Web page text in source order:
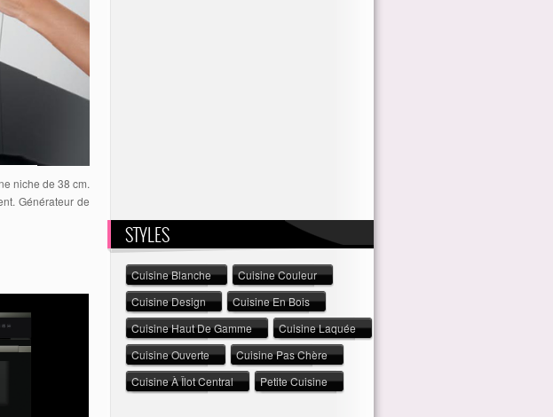
niche de 38 cm.
Générateur de
STYLES
Cuisine Blanche
Cuisine Couleur
Cuisine Design
Cuisine En Bois
Cuisine Haut De Gamme
Cuisine Laquée
Cuisine Ouverte
Cuisine Pas Chère
Cuisine À Îlot Central
Petite Cuisine